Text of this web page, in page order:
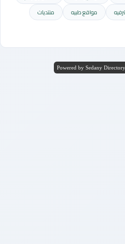
مواقع طبيه
منتديات
Powered by Sedany